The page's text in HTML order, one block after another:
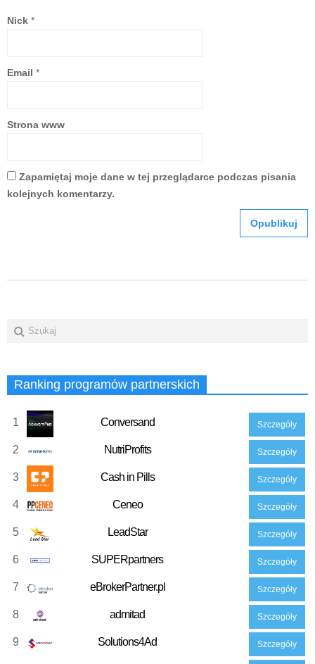
Nick *
Email *
Strona www
Zapamiętaj moje dane w tej przeglądarce podczas pisania
kolejnych komentarzy.
Ranking programów partnerskich
1 Conversand Szczegóły
2 NutriProfits Szczegóły
3 Cash in Pills Szczegóły
4 Ceneo Szczegóły
5 LeadStar Szczegóły
6 SUPERpartners Szczegóły
7 eBrokerPartner.pl Szczegóły
8 admitad Szczegóły
9 Solutions4Ad Szczegóły